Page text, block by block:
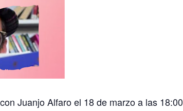
Juanjo Alfaro el 18 de marzo a las 18:00